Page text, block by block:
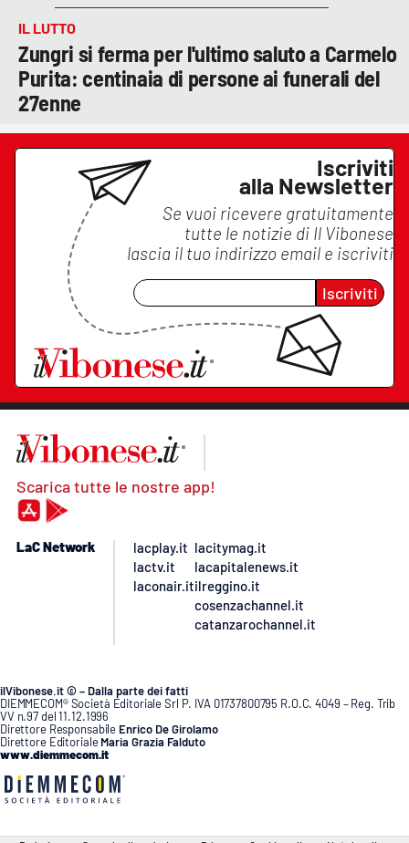
IL LUTTO
Zungri si ferma per l'ultimo saluto a Carmelo
Purita: centinaia di persone ai funerali del
27enne
Iscriviti
alla Newsletter
Se vuoi ricevere gratuitamente
tutte le notizie di Il Vibonese
lascia il tuo indirizzo email e iscriviti
Iscriviti
Scarica tutte le nostre app!
LaC Network
lacplay.it
lactv.it
laconair.it
lacitymag.it
lacapitalenews.it
ilreggino.it
cosenzachannel.it
catanzarochannel.it
ilVibonese.it © – Dalla parte dei fatti
DIEMMECOM® Società Editoriale Srl P. IVA 01737800795 R.O.C. 4049 – Reg. Trib
VV n.97 del 11.12.1996
Direttore Responsabile Enrico De Girolamo
Direttore Editoriale Maria Grazia Falduto
www.diemmecom.it